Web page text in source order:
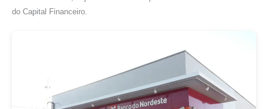
do Capital Financeiro.